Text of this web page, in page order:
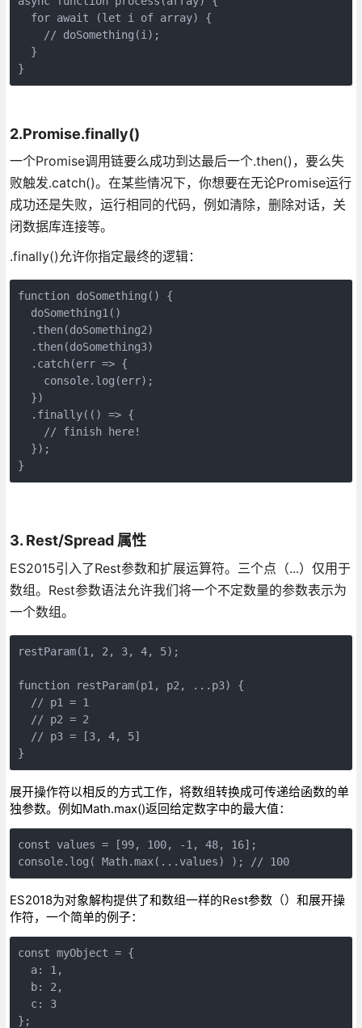
  for await (let i of array) {
    // doSomething(i);
  }
}
2.Promise.finally()
一个Promise调用链要么成功到达最后一个.then()，要么失
败触发.catch()。在某些情况下，你想要在无论Promise运行
成功还是失败，运行相同的代码，例如清除，删除对话，关
闭数据库连接等。
.finally()允许你指定最终的逻辑：
function doSomething() {
  doSomething1()
  .then(doSomething2)
  .then(doSomething3)
  .catch(err => {
    console.log(err);
  })
  .finally(() => {
    // finish here!
  });
}
3. Rest/Spread 属性
ES2015引入了Rest参数和扩展运算符。三个点（...）仅用于
数组。Rest参数语法允许我们将一个不定数量的参数表示为
一个数组。
restParam(1, 2, 3, 4, 5);
function restParam(p1, p2, ...p3) {
  // p1 = 1
  // p2 = 2
  // p3 = [3, 4, 5]
}
展开操作符以相反的方式工作，将数组转换成可传递给函数的单
独参数。例如Math.max()返回给定数字中的最大值：
const values = [99, 100, -1, 48, 16];
console.log( Math.max(...values) ); // 100
ES2018为对象解构提供了和数组一样的Rest参数（）和展开操
作符，一个简单的例子：
const myObject = {
  a: 1,
  b: 2,
  c: 3
};